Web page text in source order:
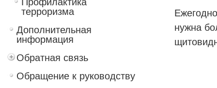
терроризма
Дополнительная
информация
Обратная связь
Обращение к руководству
нужна